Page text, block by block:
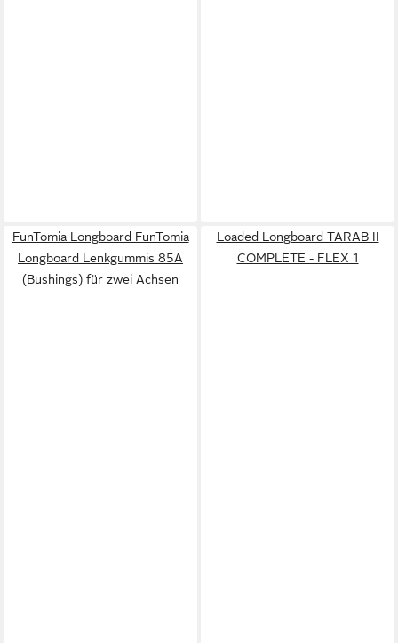
FunTomia Longboard FunTomia
Longboard Lenkgummis 85A
(Bushings) für zwei Achsen
Loaded Longboard TARAB II
COMPLETE - FLEX 1